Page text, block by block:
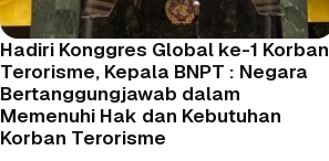
Hadiri Konggres Global ke-1 Korban
Terorisme, Kepala BNPT : Negara
Bertanggungjawab dalam
Memenuhi Hak dan Kebutuhan
Korban Terorisme